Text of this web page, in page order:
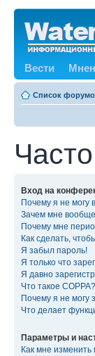
Вести
Список
Вход на
Почему я не могу
Зачем мне
Почему мне
Как сделать,
Я забыл пароль!
Я только что
Я давно
Что такое COPPA?
Почему я не могу
Что делает
Параметры и
Как мне изменить